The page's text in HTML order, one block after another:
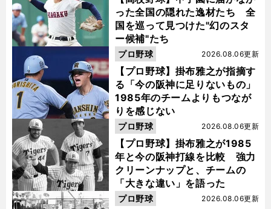
った全国の隠れた逸材たち 全
国を巡って見つけた"幻のスタ
ー候補"たち
【プロ野球】掛布雅之が指摘す
る「今の阪神に足りないもの」
1985年のチームよりもつなが
りを感じない
2026.08.06更新
プロ野球
【プロ野球】掛布雅之が1985
年と今の阪神打線を比較 強力
クリーンナップと、チームの
「大きな違い」を語った
2026.08.06更新
プロ野球
2026.08.06更新
プロ野球